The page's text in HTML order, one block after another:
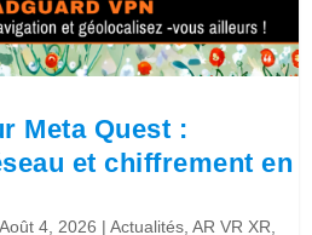
Meta Quest :
et chiffrement en
Août 4, 2026 |Actualités,AR VR XR,